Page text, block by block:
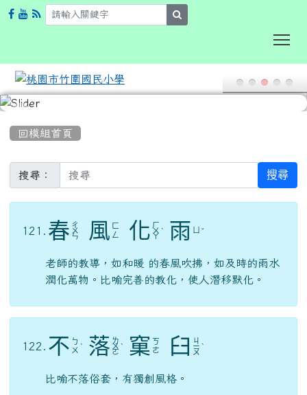
回模組首頁
搜尋： 搜尋
121. 春 ㄔ
ㄨ
ㄣ 風 ㄈ
ㄥ
化 ㄏ
ㄨ
ㄚ 雨 ㄩ
老師的教導，如和暖 的春風吹拂，如及時的雨水
潤化萬物。比喻完善的教化，使人潛移默化。
122. 不 ㄅ
ㄨ
落 ㄌ
ㄨ
ㄛ 窠 ㄎ
ㄜ
臼 ㄐ
ㄧ
ㄡ
比喻不落俗套，有獨創風格。